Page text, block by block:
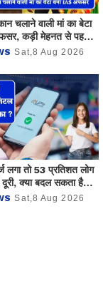
चलाने वाली मां का बेटा
कड़ी मेहनत से पहले
किया UPSC
Sat,8 Aug 2026
लगा तो 53 प्रतिशत लोग
क्या बदल सकता है
का तरीका ?
Sat,8 Aug 2026